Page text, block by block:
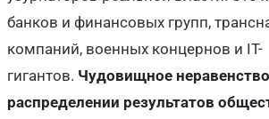
банков и финансовых групп,
компаний, военных концернов и IT-
гигантов. Чудовищное
распределении результатов